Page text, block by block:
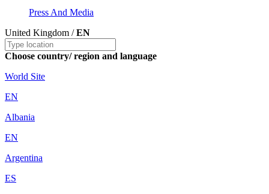
Press And Media
United Kingdom /EN
Choose country/ region and language
World Site
EN
Albania
EN
Argentina
ES